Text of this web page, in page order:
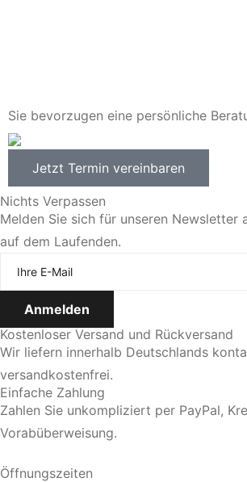
Sie bevorzugen eine persönliche
Jetzt Termin vereinbaren
Nichts Verpassen
Melden Sie sich für unseren Newsletter
auf dem Laufenden.
Kostenloser Versand und Rückversand
Wir liefern innerhalb Deutschlands
versandkostenfrei.
Einfache Zahlung
Zahlen Sie unkompliziert per PayPal,
Vorabüberweisung.
Öffnungszeiten